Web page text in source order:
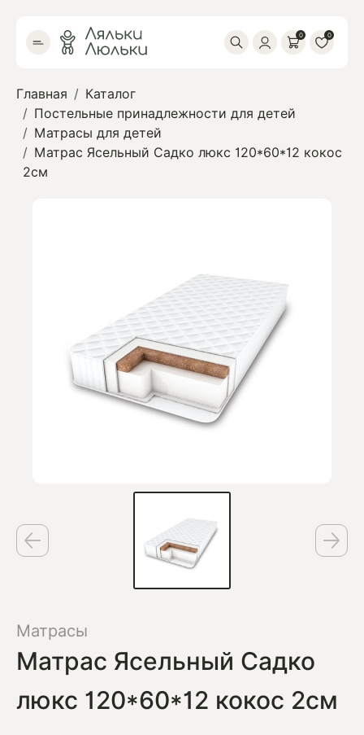
0 0
Главная
Каталог
Постельные принадлежности для детей
Матрасы для детей
Матрас Ясельный Садко люкс 120*60*12 кокос
2см
Матрасы
Матрас Ясельный Садко
люкс 120*60*12 кокос 2см